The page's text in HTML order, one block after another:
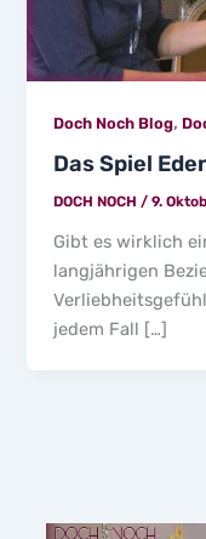
Doch Noch Blog,
Das Spiel
DOCH NOCH/9.
Gibt es wirklich
langjährigen
jedem Fall […]